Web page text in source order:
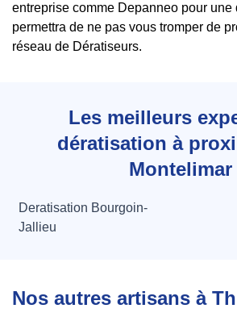
entreprise comme Depanneo pour une
permettra de ne pas vous tromper de
réseau de Dératiseurs.
Les meilleurs
dératisation à
Montelimar
Deratisation Bourgoin-
Jallieu
Nos autres artisans à